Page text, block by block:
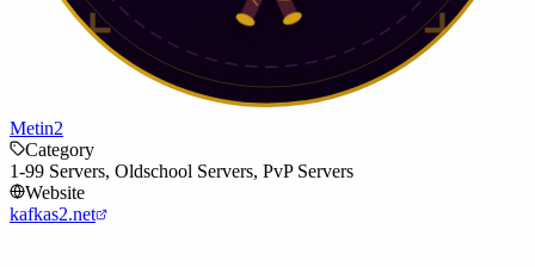
Metin2
Category
1-99 Servers, Oldschool Servers, PvP Servers
Website
kafkas2.net